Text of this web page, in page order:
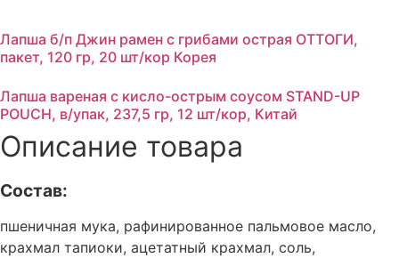
Лапша б/п Джин рамен с грибами острая ОТТОГИ,
пакет, 120 гр, 20 шт/кор Корея
Лапша вареная с кисло-острым соусом STAND-UP
POUCH, в/упак, 237,5 гр, 12 шт/кор, Китай
Описание товара
Состав:
пшеничная мука, рафинированное пальмовое масло,
крахмал тапиоки, ацетатный крахмал, соль,